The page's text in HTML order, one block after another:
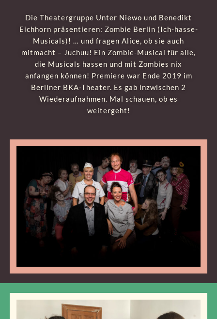
Die Theatergruppe Unter Niewo und Benedikt
Eichhorn präsentieren: Zombie Berlin (Ich-hasse-
Musicals)! … und fragen Alice, ob sie auch
mitmacht – Juchuu! Ein Zombie-Musical für alle,
die Musicals hassen und mit Zombies nix
anfangen können! Premiere war Ende 2019 im
Berliner BKA-Theater. Es gab inzwischen 2
Wiederaufnahmen. Mal schauen, ob es
weitergeht!